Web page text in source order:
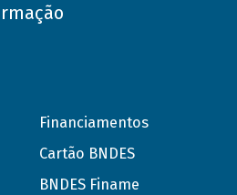
Financiamentos
Cartão BNDES
BNDES Finame